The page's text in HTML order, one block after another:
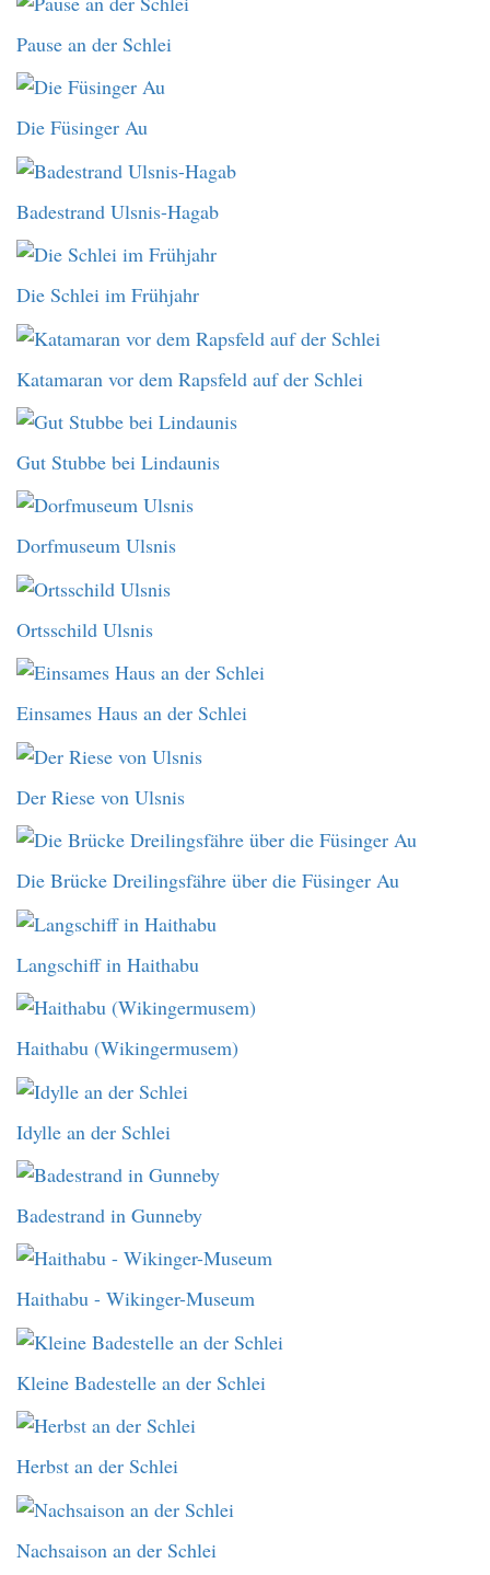
Pause an der Schlei
Die Füsinger Au
Badestrand Ulsnis-Hagab
Die Schlei im Frühjahr
Katamaran vor dem Rapsfeld auf der Schlei
Gut Stubbe bei Lindaunis
Dorfmuseum Ulsnis
Ortsschild Ulsnis
Einsames Haus an der Schlei
Der Riese von Ulsnis
Die Brücke Dreilingsfähre über die Füsinger Au
Langschiff in Haithabu
Haithabu (Wikingermusem)
Idylle an der Schlei
Badestrand in Gunneby
Haithabu - Wikinger-Museum
Kleine Badestelle an der Schlei
Herbst an der Schlei
Nachsaison an der Schlei